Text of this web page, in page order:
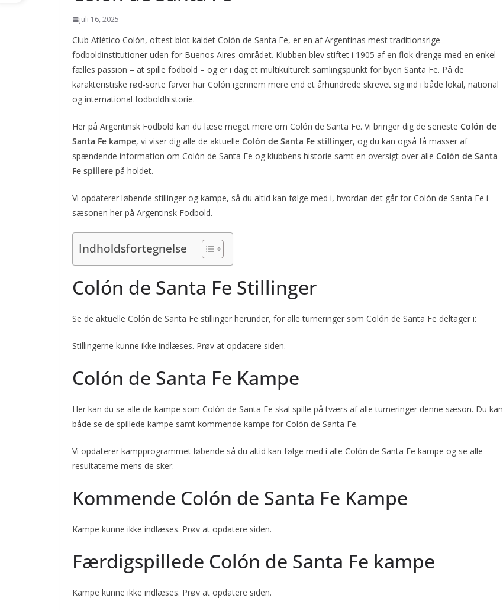
juli 16, 2025
Club Atlético Colón, oftest blot kaldet Colón de Santa Fe, er en af Argentinas mest traditionsrige
fodboldinstitutioner uden for Buenos Aires-området. Klubben blev stiftet i 1905 af en flok drenge med en enkel
fælles passion – at spille fodbold – og er i dag et multikulturelt samlingspunkt for byen Santa Fe. På de
karakteristiske rød-sorte farver har Colón igennem mere end et århundrede skrevet sig ind i både lokal, national
og international fodboldhistorie.
Her på Argentinsk Fodbold kan du læse meget mere om Colón de Santa Fe. Vi bringer dig de seneste Colón de
Santa Fe kampe, vi viser dig alle de aktuelle Colón de Santa Fe stillinger, og du kan også få masser af
spændende information om Colón de Santa Fe og klubbens historie samt en oversigt over alle Colón de Santa
Fe spillere på holdet.
Vi opdaterer løbende stillinger og kampe, så du altid kan følge med i, hvordan det går for Colón de Santa Fe i
sæsonen her på Argentinsk Fodbold.
Indholdsfortegnelse
Colón de Santa Fe Stillinger
Se de aktuelle Colón de Santa Fe stillinger herunder, for alle turneringer som Colón de Santa Fe deltager i:
Stillingerne kunne ikke indlæses. Prøv at opdatere siden.
Colón de Santa Fe Kampe
Her kan du se alle de kampe som Colón de Santa Fe skal spille på tværs af alle turneringer denne sæson. Du kan
både se de spillede kampe samt kommende kampe for Colón de Santa Fe.
Vi opdaterer kampprogrammet løbende så du altid kan følge med i alle Colón de Santa Fe kampe og se alle
resultaterne mens de sker.
Kommende Colón de Santa Fe Kampe
Kampe kunne ikke indlæses. Prøv at opdatere siden.
Færdigspillede Colón de Santa Fe kampe
Kampe kunne ikke indlæses. Prøv at opdatere siden.